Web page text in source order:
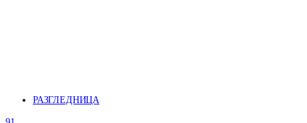
РАЗГЛЕДНИЦА